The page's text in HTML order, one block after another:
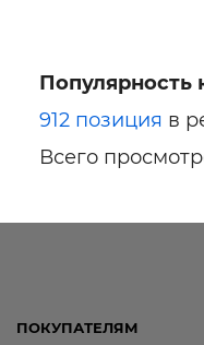
Ссылка для мобильных
Популярность
912 позиция в
Всего
ПОКУПАТЕЛЯМ